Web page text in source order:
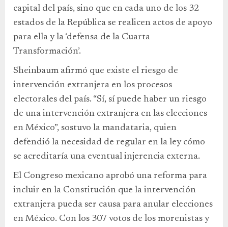
capital del país, sino que en cada uno de los 32
estados de la República se realicen actos de apoyo
para ella y la ‘defensa de la Cuarta
Transformación’.
Sheinbaum afirmó que existe el riesgo de
intervención extranjera en los procesos
electorales del país. “Sí, sí puede haber un riesgo
de una intervención extranjera en las elecciones
en México”, sostuvo la mandataria, quien
defendió la necesidad de regular en la ley cómo
se acreditaría una eventual injerencia externa.
El Congreso mexicano aprobó una reforma para
incluir en la Constitución que la intervención
extranjera pueda ser causa para anular elecciones
en México. Con los 307 votos de los morenistas y